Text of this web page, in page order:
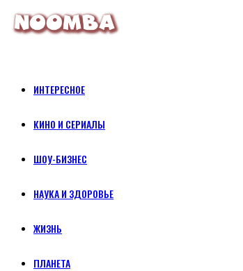
ИНТЕРЕСНОЕ
КИНО И СЕРИАЛЫ
ШОУ-БИЗНЕС
НАУКА И ЗДОРОВЬЕ
ЖИЗНЬ
ПЛАНЕТА